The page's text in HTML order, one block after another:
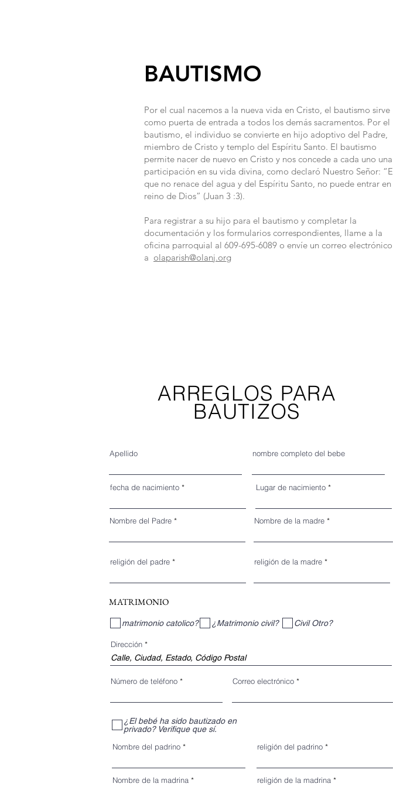
Por el cual nacemos a la nueva vida en Cristo, el bautismo sirve
como puerta de entrada a todos los demás sacramentos. Por el
bautismo, el individuo se convierte en hijo adoptivo del Padre,
miembro de Cristo y templo del Espíritu Santo. El bautismo
permite nacer de nuevo en Cristo y nos concede a cada uno una
participación en su vida divina, como declaró Nuestro Señor:
que no renace del agua y del Espíritu Santo, no puede entrar en
reino de Dios” (Juan 3 :3).
Para registrar a su hijo para el bautismo y completar la
documentación y los formularios correspondientes, llame a la
oficina parroquial al 609-695-6089 o envíe un correo electrónico
a olaparish@olanj.org
BAUTISMO
ARREGLOS PARA
BAUTIZOS
Apellido nombre completo del bebe
fecha de nacimiento Lugar de nacimiento
Nombre del Padre Nombre de la madre
religión del padre religión de la madre
MATRIMONIO
matrimonio catolico? ¿Matrimonio civil? Civil Otro?
Dirección
Número de teléfono Correo electrónico
¿El bebé ha sido bautizado en
privado? Verifique que sí.
Nombre del padrino
Nombre de la madrina
religión del padrino
religión de la madrina